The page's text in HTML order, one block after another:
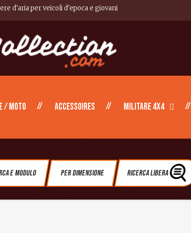
d'aria per veicoli d'epoca e giovani
/ moto Accessoires Militare 4X4
e modulo Per dimensione Ricerca libera